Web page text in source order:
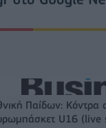
Παίδων: Κόντρα
U16 (live